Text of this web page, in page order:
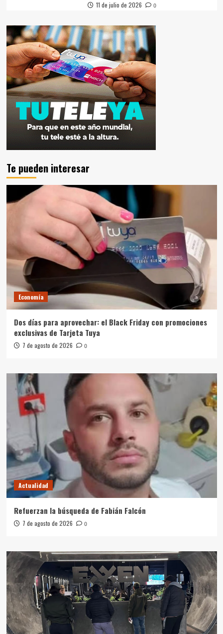
11 de julio de 2026 0
Te pueden interesar
Economía
Dos días para aprovechar: el Black Friday con promociones
exclusivas de Tarjeta Tuya
7 de agosto de 2026 0
Actualidad
Refuerzan la búsqueda de Fabián Falcón
7 de agosto de 2026 0